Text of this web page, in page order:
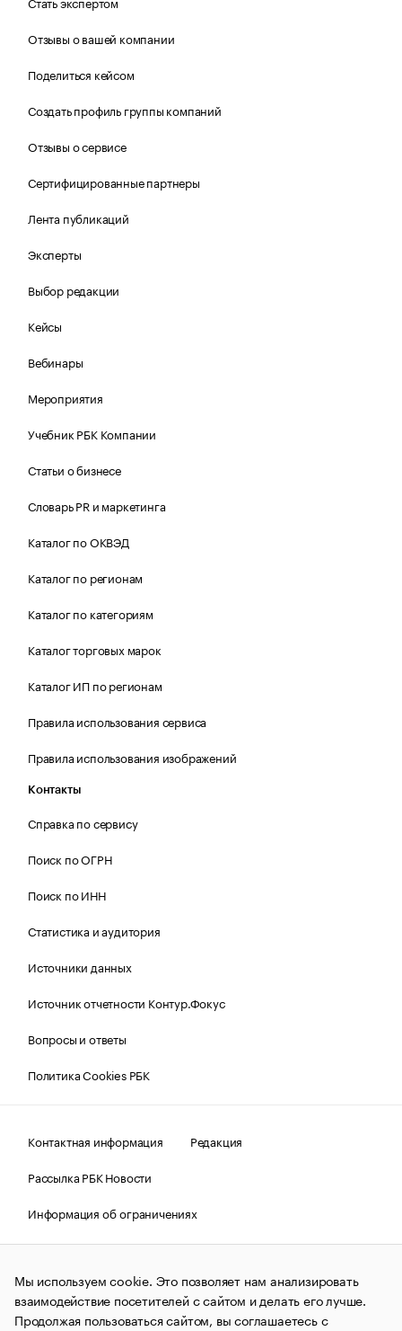
Отзывы о вашей компании
Поделиться кейсом
Создать профиль группы компаний
Отзывы о сервисе
Сертифицированные партнеры
Лента публикаций
Эксперты
Выбор редакции
Кейсы
Вебинары
Мероприятия
Учебник РБК Компании
Статьи о бизнесе
Словарь PR и маркетинга
Каталог по ОКВЭД
Каталог по регионам
Каталог по категориям
Каталог торговых марок
Каталог ИП по регионам
Правила использования сервиса
Правила использования изображений
Контакты
Справка по сервису
Поиск по ОГРН
Поиск по ИНН
Статистика и аудитория
Источники данных
Источник отчетности Контур.Фокус
Вопросы и ответы
Политика Cookies РБК
Контактная информация
Редакция
Рассылка РБК Новости
Информация об ограничениях
Правовая информация
О соблюдении авторских прав
© АО «РОСБИЗНЕСКОНСАЛТИНГ»,1995–2026.Сообщения
и материалы информационного агентства «РБК»
(зарегистрировано Федеральной службой по надзору в сфере
связи, информационных технологий и массовых
Мы используем cookie. Это позволяет нам анализировать
взаимодействие посетителей с сайтом и делать его лучше.
Продолжая пользоваться сайтом, вы соглашаетесь с